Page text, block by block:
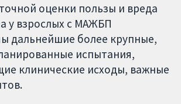
оценки пользы и вреда
у взрослых с МАЖБП
дальнейшие более крупные,
испытания,
клинические исходы, важные